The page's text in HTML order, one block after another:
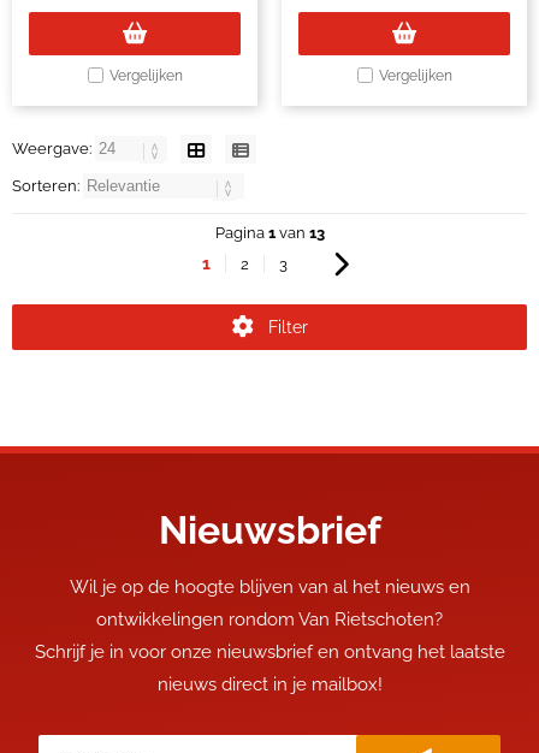
Vergelijken Vergelijken
Weergave:
Sorteren:
Pagina 1van 13
1 2 3
Filter
Nieuwsbrief
Wil je op de hoogte blijven van al het nieuws en
ontwikkelingen rondom Van Rietschoten?
Schrijf je in voor onze nieuwsbrief en ontvang het laatste
nieuws direct in je mailbox!